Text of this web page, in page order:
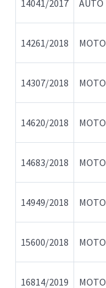
14041/2017 AUTO
14261/2018 MOTO
14307/2018 MOTO
14620/2018 MOTO
14683/2018 MOTO
14949/2018 MOTO
15600/2018 MOTO
16814/2019 MOTO